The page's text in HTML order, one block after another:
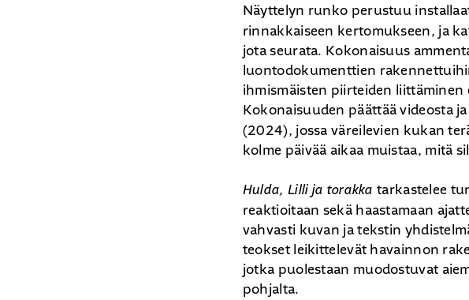
Näyttelyn runko perustuu
rinnakkaiseen kertomukseen, ja
jota seurata. Kokonaisuus
luontodokumenttien
ihmismäisten piirteiden
Kokonaisuuden päättää videosta
(2024), jossa väreilevien kukan
kolme päivää aikaa muistaa, mitä
Hulda, Lilli ja torakka tarkastelee
reaktioitaan sekä haastamaan
vahvasti kuvan ja tekstin
teokset leikittelevät havainnon
jotka puolestaan muodostuvat
pohjalta.